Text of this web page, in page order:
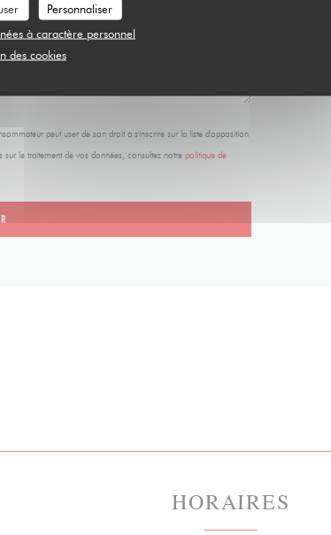
Personnaliser
à caractère personnel
des cookies
peut user de son droit à s'inscrire sur la liste d'opposition
sur le traitement de vos données, consultez notre politique de
HORAIRES